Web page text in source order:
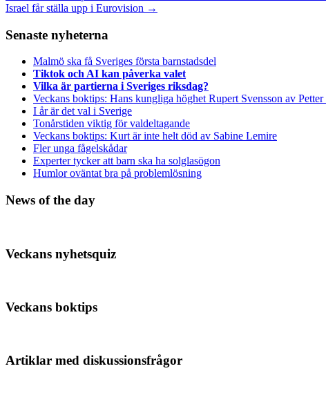
Israel får ställa upp i Eurovision →
Senaste nyheterna
Malmö ska få Sveriges första barnstadsdel
Tiktok och AI kan påverka valet
Vilka är partierna i Sveriges riksdag?
Veckans boktips: Hans kungliga höghet Rupert Svensson av
I år är det val i Sverige
Tonårstiden viktig för valdeltagande
Veckans boktips: Kurt är inte helt död av Sabine Lemire
Fler unga fågelskådar
Experter tycker att barn ska ha solglasögon
Humlor oväntat bra på problemlösning
News of the day
Veckans nyhetsquiz
Veckans boktips
Artiklar med diskussionsfrågor